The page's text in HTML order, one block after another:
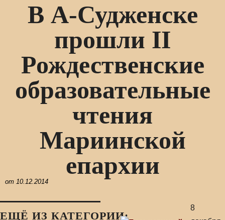
В А-Судженске
прошли II
Рождественские
образовательные
чтения
Мариинской
епархии
от 10.12.2014
ЕЩЁ ИЗ КАТЕГОРИИ:
8